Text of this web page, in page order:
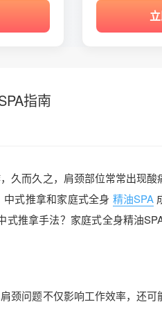
指南
而久之，肩颈部位常常出现酸
式推拿和家庭式全身 精油SPA
推拿手法？家庭式全身精油
颈问题不仅影响工作效率，还可